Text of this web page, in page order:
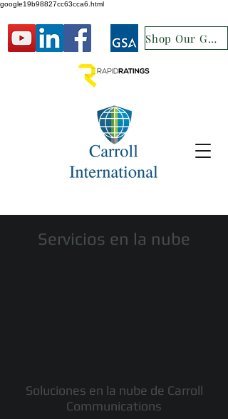
google19b98827cc63cca6.html
Shop Our GSA
Servicios en la nube
Soluciones en la nube de Carroll
Communications